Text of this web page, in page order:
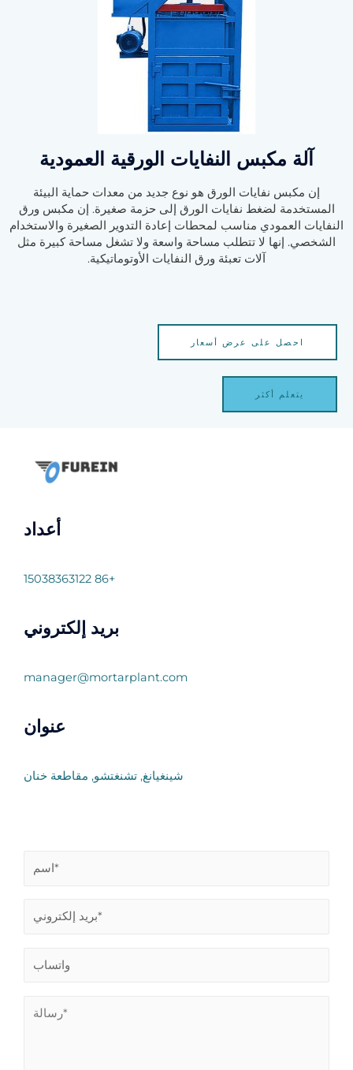
آلة مكبس النفايات الورقية العمودية
إن مكبس نفايات الورق هو نوع جديد من معدات حماية البيئة
المستخدمة لضغط نفايات الورق إلى حزمة صغيرة. إن مكبس ورق
النفايات العمودي مناسب لمحطات إعادة التدوير الصغيرة والاستخدام
الشخصي. إنها لا تتطلب مساحة واسعة ولا تشغل مساحة كبيرة مثل
آلات تعبئة ورق النفايات الأوتوماتيكية.
احصل على عرض أسعار
يتعلم أكثر
أعداد
+86 15038363122
بريد إلكتروني
manager@mortarplant.com
عنوان
شينغيانغ, تشنغتشو, مقاطعة خنان